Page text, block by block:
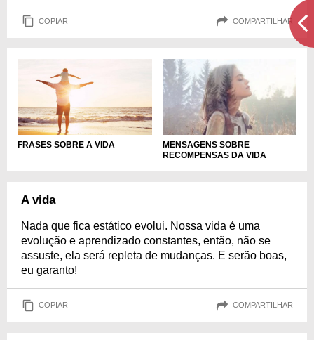
COPIAR COMPARTILHAR
FRASES SOBRE A VIDA
MENSAGENS SOBRE
RECOMPENSAS DA VIDA
A vida
Nada que fica estático evolui. Nossa vida é uma
evolução e aprendizado constantes, então, não se
assuste, ela será repleta de mudanças. E serão boas,
eu garanto!
COPIAR COMPARTILHAR